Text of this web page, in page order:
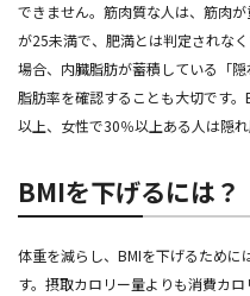
できません。筋肉質な人は、筋肉
が25未満で、肥満とは判定されな
場合、内臓脂肪が蓄積している「
脂肪率を確認することも大切です
以上、女性で30％以上ある人は隠れ
BMIを下げるには？
体重を減らし、BMIを下げるため
す。摂取カロリー量よりも消費カ